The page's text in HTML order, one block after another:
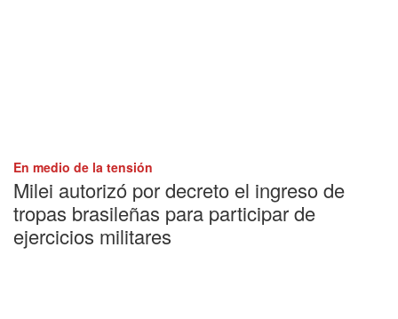
En medio de la tensión
Milei autorizó por decreto el ingreso de
tropas brasileñas para participar de
ejercicios militares